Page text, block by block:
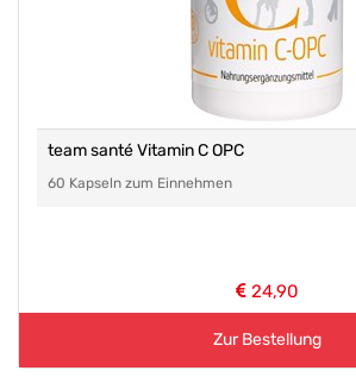
team santé Vitamin C OPC
60 Kapseln zum Einnehmen
24,90
Zur Bestellung